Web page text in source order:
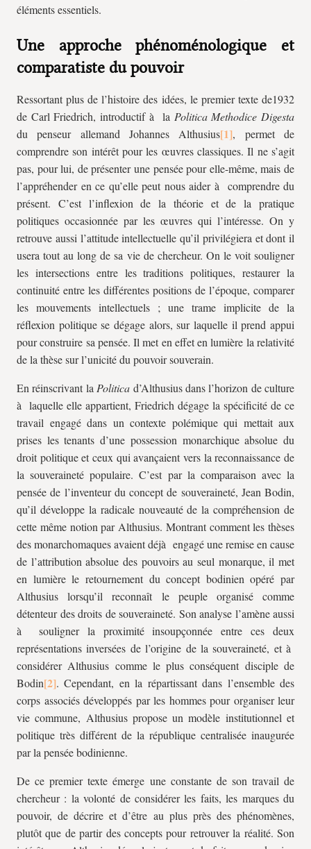
éléments essentiels.
Une approche phénoménologique et
comparatiste du pouvoir
Ressortant plus de l’histoire des idées, le premier texte de1932
de Carl Friedrich, introductif à la Politica Methodice Digesta
du penseur allemand Johannes Althusius
, permet de
comprendre son intérêt pour les œuvres classiques. Il ne s’agit
pas, pour lui, de présenter une pensée pour elle-même, mais de
l’appréhender en ce qu’elle peut nous aider à comprendre du
présent. C’est l’inflexion de la théorie et de la pratique
politiques occasionnée par les œuvres qui l’intéresse. On y
retrouve aussi l’attitude intellectuelle qu’il privilégiera et dont il
usera tout au long de sa vie de chercheur. On le voit souligner
les intersections entre les traditions politiques, restaurer la
continuité entre les différentes positions de l’époque, comparer
les mouvements intellectuels ; une trame implicite de la
réflexion politique se dégage alors, sur laquelle il prend appui
pour construire sa pensée. Il met en effet en lumière la relativité
de la thèse sur l’unicité du pouvoir souverain.
En réinscrivant la Politica d’Althusius dans l’horizon de culture
à laquelle elle appartient, Friedrich dégage la spécificité de ce
travail engagé dans un contexte polémique qui mettait aux
prises les tenants d’une possession monarchique absolue du
droit politique et ceux qui avançaient vers la reconnaissance de
la souveraineté populaire. C’est par la comparaison avec la
pensée de l’inventeur du concept de souveraineté, Jean Bodin,
qu’il développe la radicale nouveauté de la compréhension de
cette même notion par Althusius. Montrant comment les thèses
des monarchomaques avaient déjà engagé une remise en cause
de l’attribution absolue des pouvoirs au seul monarque, il met
en lumière le retournement du concept bodinien opéré par
Althusius lorsqu’il reconnaît le peuple organisé comme
détenteur des droits de souveraineté. Son analyse l’amène aussi
à souligner la proximité insoupçonnée entre ces deux
représentations inversées de l’origine de la souveraineté, et à
considérer Althusius comme le plus conséquent disciple de
Bodin
. Cependant, en la répartissant dans l’ensemble des
corps associés développés par les hommes pour organiser leur
vie commune, Althusius propose un modèle institutionnel et
politique très différent de la république centralisée inaugurée
par la pensée bodinienne.
De ce premier texte émerge une constante de son travail de
chercheur : la volonté de considérer les faits, les marques du
pouvoir, de décrire et d’être au plus près des phénomènes,
plutôt que de partir des concepts pour retrouver la réalité. Son